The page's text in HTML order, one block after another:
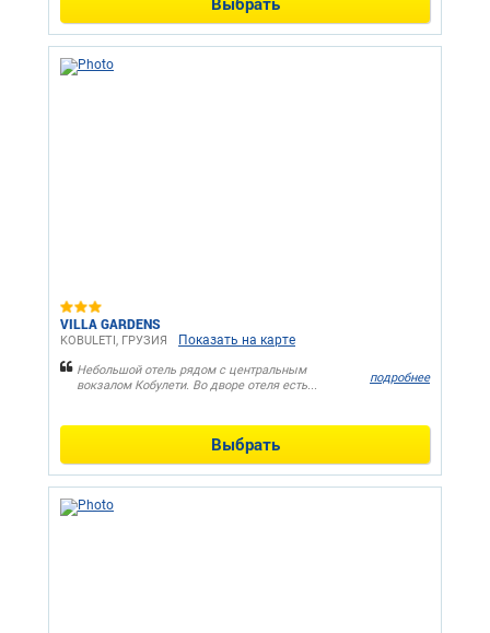
VILLA GARDENS
KOBULETI, ГРУЗИЯ Показать на карте
Небольшой отель рядом с центральным
вокзалом Кобулети. Во дворе отеля есть...
подробнее
Выбрать